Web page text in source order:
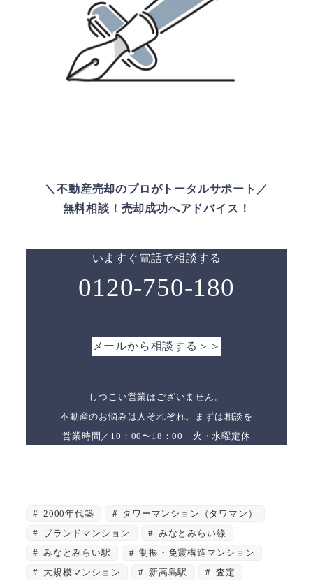
＼不動産売却のプロがトータルサポート／
無料相談！売却成功へアドバイス！
いますぐ電話で相談する
0120-750-180
メールから相談する＞＞
しつこい営業はございません。
不動産のお悩みは人それぞれ。まずは相談を
営業時間／10：00〜18：00 火・水曜定休
2000年代築
タワーマンション（タワマン）
ブランドマンション
みなとみらい線
みなとみらい駅
制振・免震構造マンション
大規模マンション
新高島駅
査定